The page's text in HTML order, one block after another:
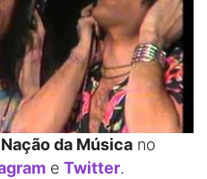
Nação da Música no
e Twitter.